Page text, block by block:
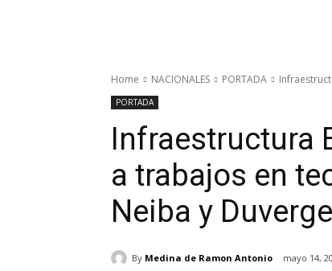
Home NACIONALES PORTADA
PORTADA
Infraestructura
a trabajos en
Neiba y Duverge
By Medina de Ramon Antonio mayo 14,